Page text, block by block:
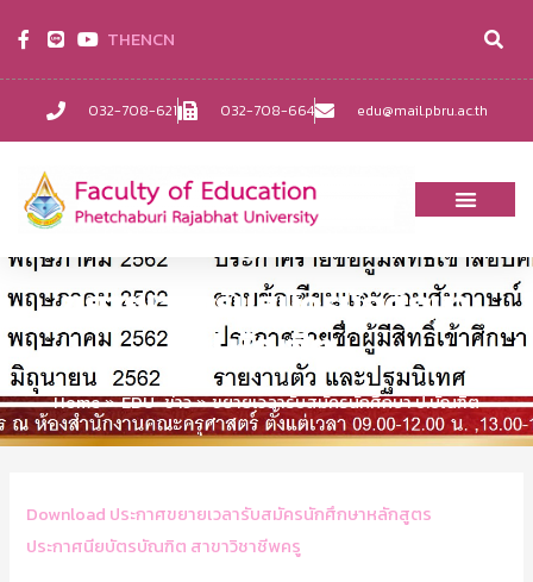
032-708-621 032-708-664 edu@mail.pbru.ac.th
THENCN
ขยายเวลารับสมัครนักศึกษา
ป.บัณฑิต
Home EDU-ข่าว ขยายเวลารับสมัครนักศึกษา ป.บัณฑิต
Download ประกาศขยายเวลารับสมัครนักศึกษาหลักสูตร
ประกาศนียบัตรบัณฑิต สาขาวิชาชีพครู